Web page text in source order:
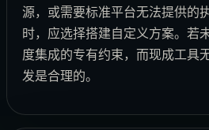
源，或需要标准平台无法提供的
时，应选择搭建自定义方案。若
度集成的专有约束，而现成工具
发是合理的。